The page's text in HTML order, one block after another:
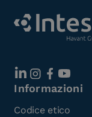
Informazioni
Codice etico